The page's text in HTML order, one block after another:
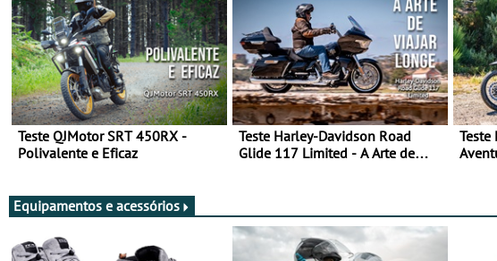
Teste QJMotor SRT 450RX -
Polivalente e Eficaz
Teste Harley-Davidson Road
Glide 117 Limited - A Arte de
Equipamentos e acessórios